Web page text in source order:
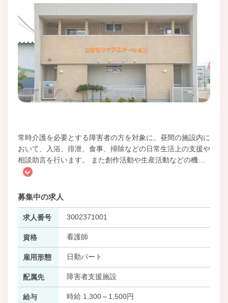
常時介護を必要とする障害者の方を対象に、昼間の施設内に
おいて、入浴、排泄、食事、掃除などの日常生活上の支援や
相談助言を行います。 また創作活動や生産活動などの機
募集中の求人
求人番号 3002371001
資格 看護師
雇用形態 日勤パート
配属先 障害者支援施設
給与 時給 1,300～1,500円